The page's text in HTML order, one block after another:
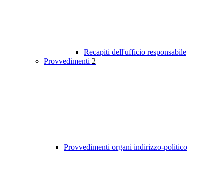
Recapiti dell'ufficio responsabile
Provvedimenti 2
Provvedimenti organi indirizzo-politico